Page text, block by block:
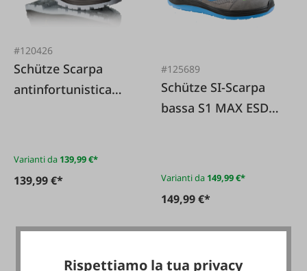
#120426
Schütze Scarpa
antinfortunistica
Varianti da 139,99 €*
139,99 €*
#125689
Schütze SI-Scarpa
bassa S1 MAX ESD
Varianti da 149,99 €*
149,99 €*
Rispettiamo la tua privacy